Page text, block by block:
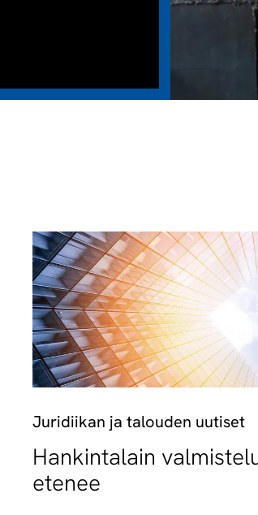
Juridiikan ja talouden uutiset
Hankintalain
etenee